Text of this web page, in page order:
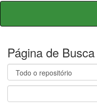
Skip
Página de Busca